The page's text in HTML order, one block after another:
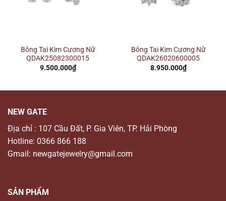
Bông Tai Kim Cương Nữ
QDAK25082300015
9.500.000₫
Bông Tai Kim Cương Nữ
QDAK26020600005
8.950.000₫
NEW GATE
Địa chỉ : 107 Cầu Đất, P. Gia Viên, TP. Hải Phòng
Hotline: 0366 866 188
Gmail: newgatejewelry@gmail.com
SẢN PHẨM